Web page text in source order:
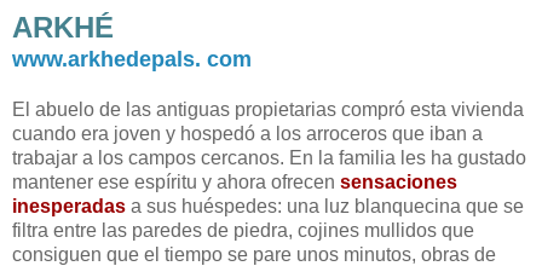
ARKHÉ
www.arkhedepals. com
El abuelo de las antiguas propietarias compró esta vivienda
cuando era joven y hospedó a los arroceros que iban a
trabajar a los campos cercanos. En la familia les ha gustado
mantener ese espíritu y ahora ofrecen sensaciones
inesperadas a sus huéspedes: una luz blanquecina que se
filtra entre las paredes de piedra, cojines mullidos que
consiguen que el tiempo se pare unos minutos, obras de